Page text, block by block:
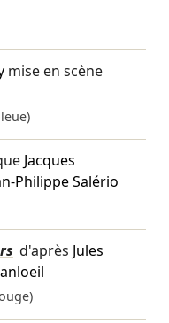
mise en scène
Jacques
Philippe Salério
d'après Jules